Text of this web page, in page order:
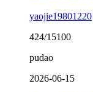
yaojie19801220
424/15100
pudao
2026-06-15